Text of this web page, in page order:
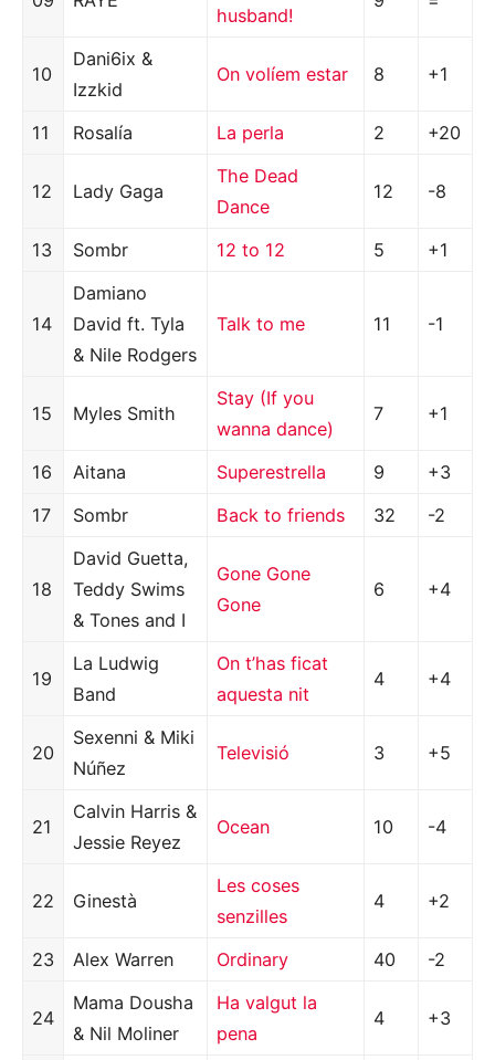
husband!
10
Dani6ix &
Izzkid
On volíem estar 8 +1
11 Rosalía La perla 2 +20
12 Lady Gaga
The Dead
Dance
12 -8
13 Sombr 12 to 12 5 +1
14
Damiano
David ft. Tyla
& Nile Rodgers
Talk to me 11 -1
15 Myles Smith
Stay (If you
wanna dance)
7 +1
16 Aitana Superestrella 9
+3
17
Sombr Back to friends 32 -2
18
David Guetta,
Teddy Swims
& Tones and I
Gone Gone
Gone
6 +4
19
La Ludwig
Band
On t’has ficat
aquesta nit
4 +4
20
Sexenni & Miki
Núñez
Televisió 3 +5
21
Calvin Harris &
Jessie Reyez
Ocean 10 -4
22 Ginestà
Les coses
senzilles
4 +2
23 Alex Warren Ordinary 40 -2
24
Mama Dousha
& Nil Moliner
Ha valgut la
pena
4 +3